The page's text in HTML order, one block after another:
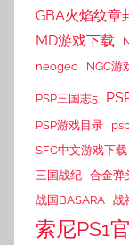
GBA火焰纹章
MD游戏下载
neogeo
NGC游
PSP三国志5
PSP游戏目录
SFC中文游戏下载
三国战纪 合金弹
战国BASARA 战
索尼PS1